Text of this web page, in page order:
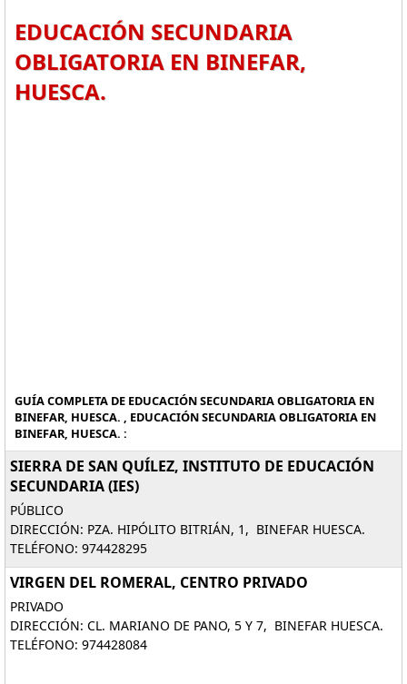
EDUCACIÓN SECUNDARIA
OBLIGATORIA EN BINEFAR,
HUESCA.
GUÍA COMPLETA DE EDUCACIÓN SECUNDARIA OBLIGATORIA EN
BINEFAR, HUESCA. , EDUCACIÓN SECUNDARIA OBLIGATORIA EN
BINEFAR, HUESCA. :
SIERRA DE SAN QUÍLEZ, INSTITUTO DE EDUCACIÓN
SECUNDARIA (IES)
PÚBLICO
DIRECCIÓN: PZA. HIPÓLITO BITRIÁN, 1, BINEFAR HUESCA.
TELÉFONO: 974428295
VIRGEN DEL ROMERAL, CENTRO PRIVADO
PRIVADO
DIRECCIÓN: CL. MARIANO DE PANO, 5 Y 7, BINEFAR HUESCA.
TELÉFONO: 974428084